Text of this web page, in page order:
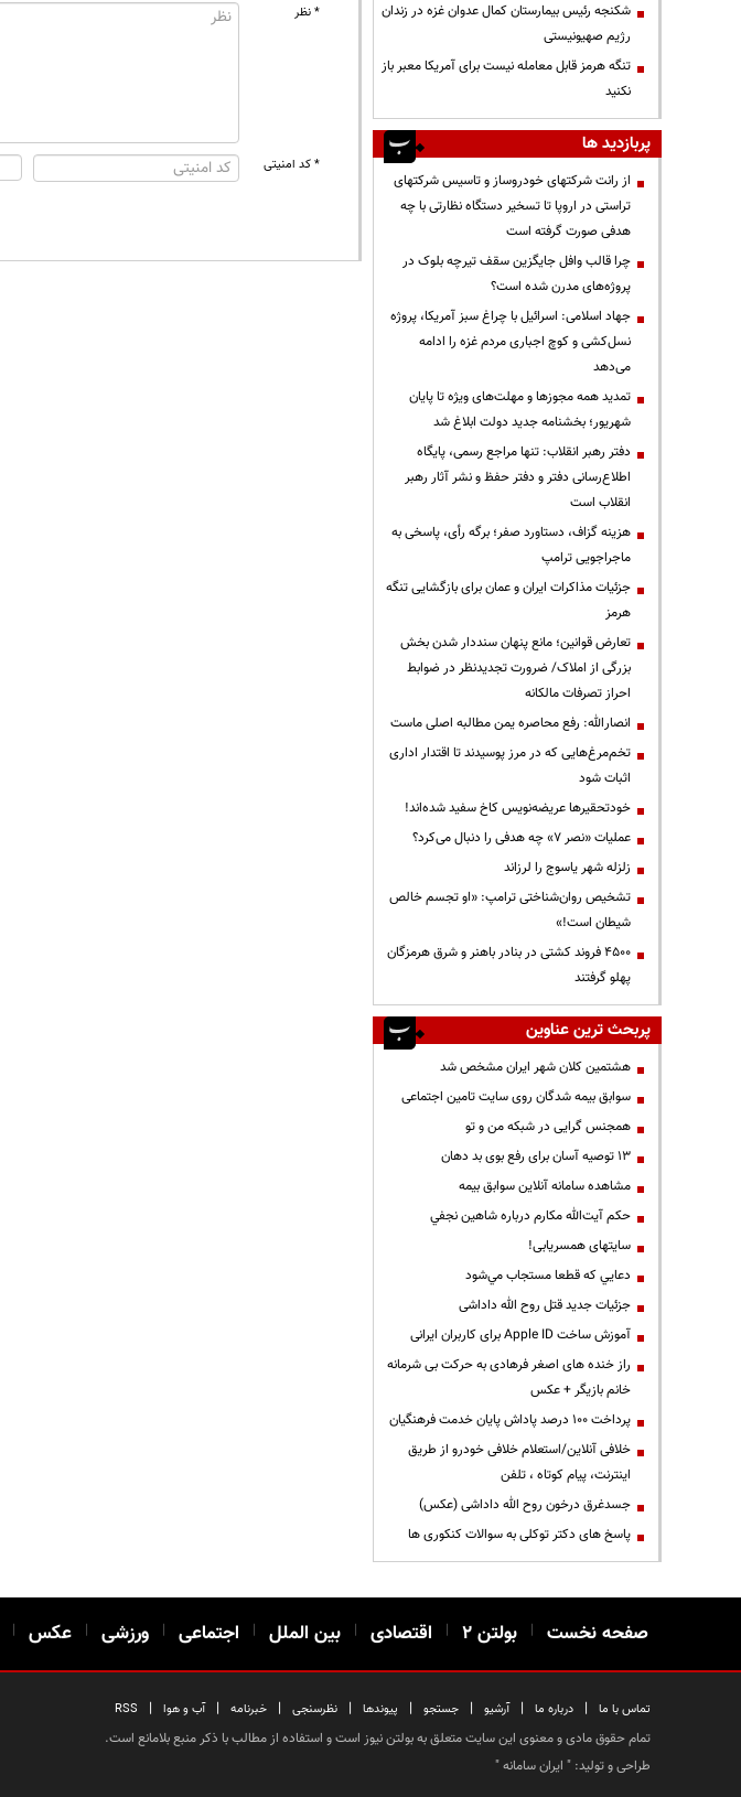
* نظر
* کد امنیتی
شکنجه رئیس بیمارستان کمال عدوان غزه در زندان
رژیم صهیونیستی
تنگه هرمز قابل معامله نیست برای آمریکا معبر باز
نکنید
پربازدید ها
از رانت‌ شرکتهای خودروساز و تاسیس شرکتهای
تراستی در اروپا تا تسخیر دستگاه نظارتی با چه
هدفی صورت گرفته است
چرا قالب وافل جایگزین سقف تیرچه بلوک در
پروژه‌های مدرن شده است؟
جهاد اسلامی: اسرائیل با چراغ سبز آمریکا، پروژه
نسل‌کشی و کوچ اجباری مردم غزه را ادامه
می‌دهد
تمدید همه مجوزها و مهلت‌های ویژه تا پایان
شهریور؛ بخشنامه جدید دولت ابلاغ شد
دفتر رهبر انقلاب: تنها مراجع رسمی، پایگاه
اطلاع‌رسانی دفتر و دفتر حفظ و نشر آثار رهبر
انقلاب است
هزینه گزاف، دستاورد صفر؛ برگه رأی، پاسخی به
ماجراجویی ترامپ
جزئیات مذاکرات ایران و عمان برای بازگشایی تنگه
هرمز
تعارض قوانین؛ مانع پنهان سنددار شدن بخش
بزرگی از املاک/ ضرورت تجدیدنظر در ضوابط
احراز تصرفات مالکانه
انصارالله: رفع محاصره یمن مطالبه اصلی ماست
تخم‌مرغ‌هایی که در مرز پوسیدند تا اقتدار اداری
اثبات شود
خودتحقیرها عریضه‌نویس کاخ سفید شده‌اند!
عملیات «نصر ۷» چه هدفی را دنبال می‌کرد؟
زلزله شهر یاسوج را لرزاند
تشخیص روان‌شناختی ترامپ: «او تجسم خالص
شیطان است!»
۴۵۰۰ فروند کشتی در بنادر باهنر و شرق هرمزگان
پهلو گرفتند
پربحث ترین عناوین
هشتمین کلان شهر ایران مشخص شد
سوابق بیمه شدگان روی سایت تامین اجتماعی
همجنس گرایی در شبکه من و تو
13 توصیه آسان برای رفع بوی بد دهان
مشاهده سامانه آنلاين سوابق بیمه
حكم آيت‌الله مكارم درباره شاهين نجفي
سایتهای همسریابی!
دعايي كه قطعا مستجاب مي‌شود
جزئیات جدید قتل روح الله داداشی
آموزش ساخت Apple ID برای کاربران ایرانی
راز خنده های اصغر فرهادی به حرکت بی شرمانه
خانم بازیگر + عکس
پرداخت ۱۰۰ درصد پاداش پایان خدمت فرهنگیان
خلافی آنلاین/استعلام خلافی خودرو از طریق
اینترنت، پیام کوتاه ، تلفن
جسدغرق درخون روح الله داداشی (عکس)
پاسخ های دکتر توکلی به سوالات کنکوری ها
صفحه نخست | بولتن ۲ | اقتصادی | بین الملل | اجتماعی | ورزشی | عکس |
تماس با ما | درباره ما | آرشیو | جستجو | پیوندها | نظرسنجی | خبرنامه | آب و هوا |
RSS
تمام حقوق مادی و معنوی این سایت متعلق به بولتن نیوز است و استفاده از مطالب با ذکر منبع بلامانع است.
طراحی و تولید: " ایران سامانه"